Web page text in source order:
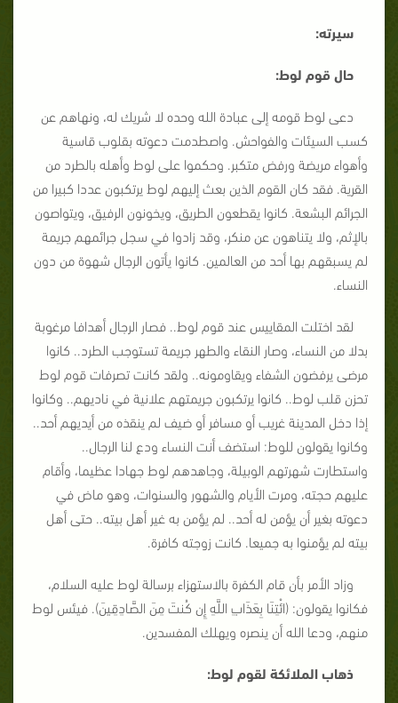
سيرته:
حال قوم لوط:
دعى لوط قومه إلى عبادة الله وحده لا شريك له، ونهاهم عن
كسب السيئات والفواحش. واصطدمت دعوته بقلوب قاسية
وأهواء مريضة ورفض متكبر. وحكموا على لوط وأهله بالطرد من
القرية. فقد كان القوم الذين بعث إليهم لوط يرتكبون عددا كبيرا من
الجرائم البشعة. كانوا يقطعون الطريق، ويخونون الرفيق، ويتواصون
بالإثم، ولا يتناهون عن منكر، وقد زادوا في سجل جرائمهم جريمة
لم يسبقهم بها أحد من العالمين. كانوا يأتون الرجال شهوة من دون
النساء.
لقد اختلت المقاييس عند قوم لوط.. فصار الرجال أهدافا مرغوبة
بدلا من النساء، وصار النقاء والطهر جريمة تستوجب الطرد.. كانوا
مرضى يرفضون الشفاء ويقاومونه.. ولقد كانت تصرفات قوم لوط
تحزن قلب لوط.. كانوا يرتكبون جريمتهم علانية في ناديهم.. وكانوا
إذا دخل المدينة غريب أو مسافر أو ضيف لم ينقذه من أيديهم أحد..
وكانوا يقولون للوط: استضف أنت النساء ودع لنا الرجال..
واستطارت شهرتهم الوبيلة، وجاهدهم لوط جهادا عظيما، وأقام
عليهم حجته، ومرت الأيام والشهور والسنوات، وهو ماض في
دعوته بغير أن يؤمن له أحد.. لم يؤمن به غير أهل بيته.. حتى أهل
بيته لم يؤمنوا به جميعا. كانت زوجته كافرة.
وزاد الأمر بأن قام الكفرة بالاستهزاء برسالة لوط عليه السلام،
فكانوا يقولون: (ائْتِنَا بِعَذَابِ اللَّهِ إِن كُنتَ مِنَ الصَّادِقِينَ). فيئس لوط
منهم، ودعا الله أن ينصره ويهلك المفسدين.
ذهاب الملائكة لقوم لوط: